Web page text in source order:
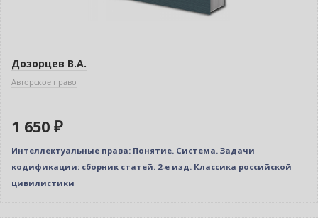
Дозорцев В.А.
Авторское право
1 650 ₽
Интеллектуальные права: Понятие. Система. Задачи
кодификации: сборник статей. 2-е изд. Классика российской
цивилистики